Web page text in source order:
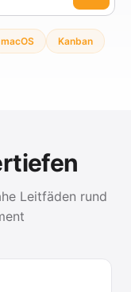
macOS Kanban
Leitfäden rund